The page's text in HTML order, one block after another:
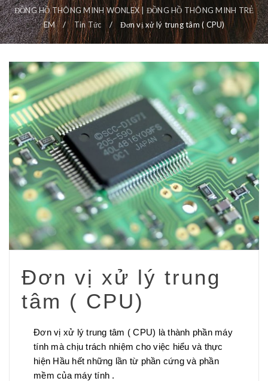
ĐỒNG HỒ THÔNG MINH WONLEX | ĐỒNG HỒ THÔNG MINH TRẺ
EM
/ Tin Tức / Đơn vị xử lý trung tâm ( CPU)
Đơn vị xử lý trung
tâm ( CPU)
Đơn vị xử lý trung tâm ( CPU) là thành phần máy
tính mà chịu trách nhiệm cho việc hiểu và thực
hiện Hầu hết những lần từ phần cứng và phần
mềm của máy tính .